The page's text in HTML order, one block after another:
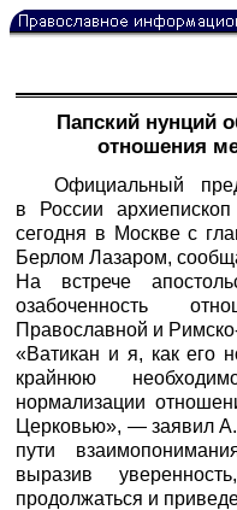
Папский нунций
отношения
Официальный
в России
сегодня в Москве с
Берлом Лазаром,
На встрече
озабоченность
Православной и
«Ватикан и я, как его
крайнюю
нормализации
Церковью», — заявил
пути
выразив
продолжаться и